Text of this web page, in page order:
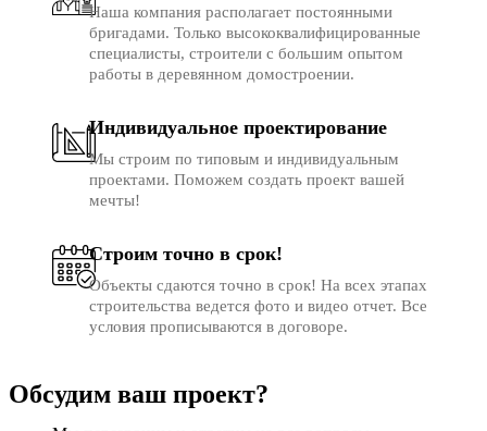
Наша компания располагает постоянными
бригадами. Только высоко­квалифици­рованные
специалисты, строители с большим опытом
работы в деревянном домостроении.
Индивидуальное проектирование
Мы строим по типовым и индивидуальным
проектами. Поможем создать проект вашей
мечты!
Строим точно в срок!
Объекты сдаются точно в срок! На всех этапах
строительства ведется фото и видео отчет. Все
условия прописываются в договоре.
Обсудим ваш проект?